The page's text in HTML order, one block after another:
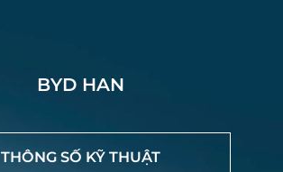
BYD HAN
THÔNG SỐ KỸ THUẬT